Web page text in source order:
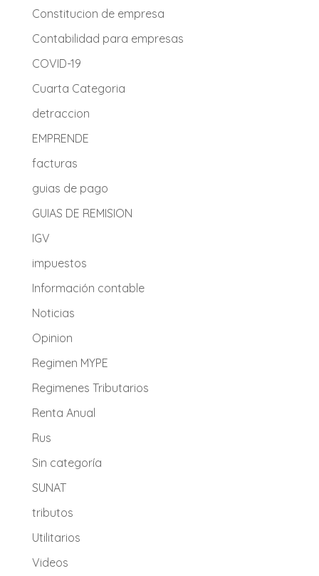
Constitucion de empresa
Contabilidad para empresas
COVID-19
Cuarta Categoria
detraccion
EMPRENDE
facturas
guias de pago
GUIAS DE REMISION
IGV
impuestos
Información contable
Noticias
Opinion
Regimen MYPE
Regimenes Tributarios
Renta Anual
Rus
Sin categoría
SUNAT
tributos
Utilitarios
Videos